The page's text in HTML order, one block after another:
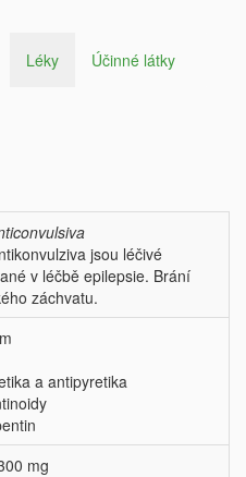
Léky Účinné látky
jsou léčivé
v léčbě epilepsie. Brání
záchvatu.
a antipyretika
mg